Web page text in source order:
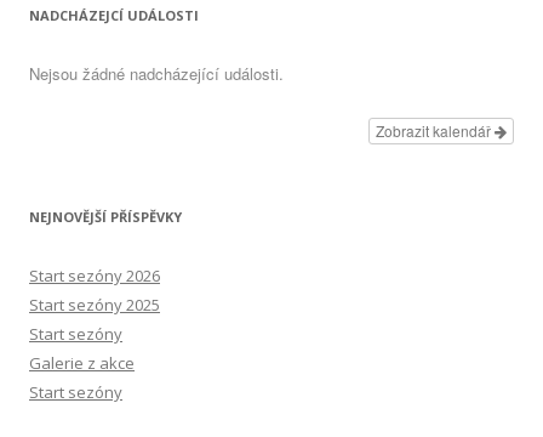
příspěvky
NADCHÁZEJCÍ UDÁLOSTI
Nejsou žádné nadcházející události.
Zobrazit kalendář
NEJNOVĚJŠÍ PŘÍSPĚVKY
Start sezóny 2026
Start sezóny 2025
Start sezóny
Galerie z akce
Start sezóny